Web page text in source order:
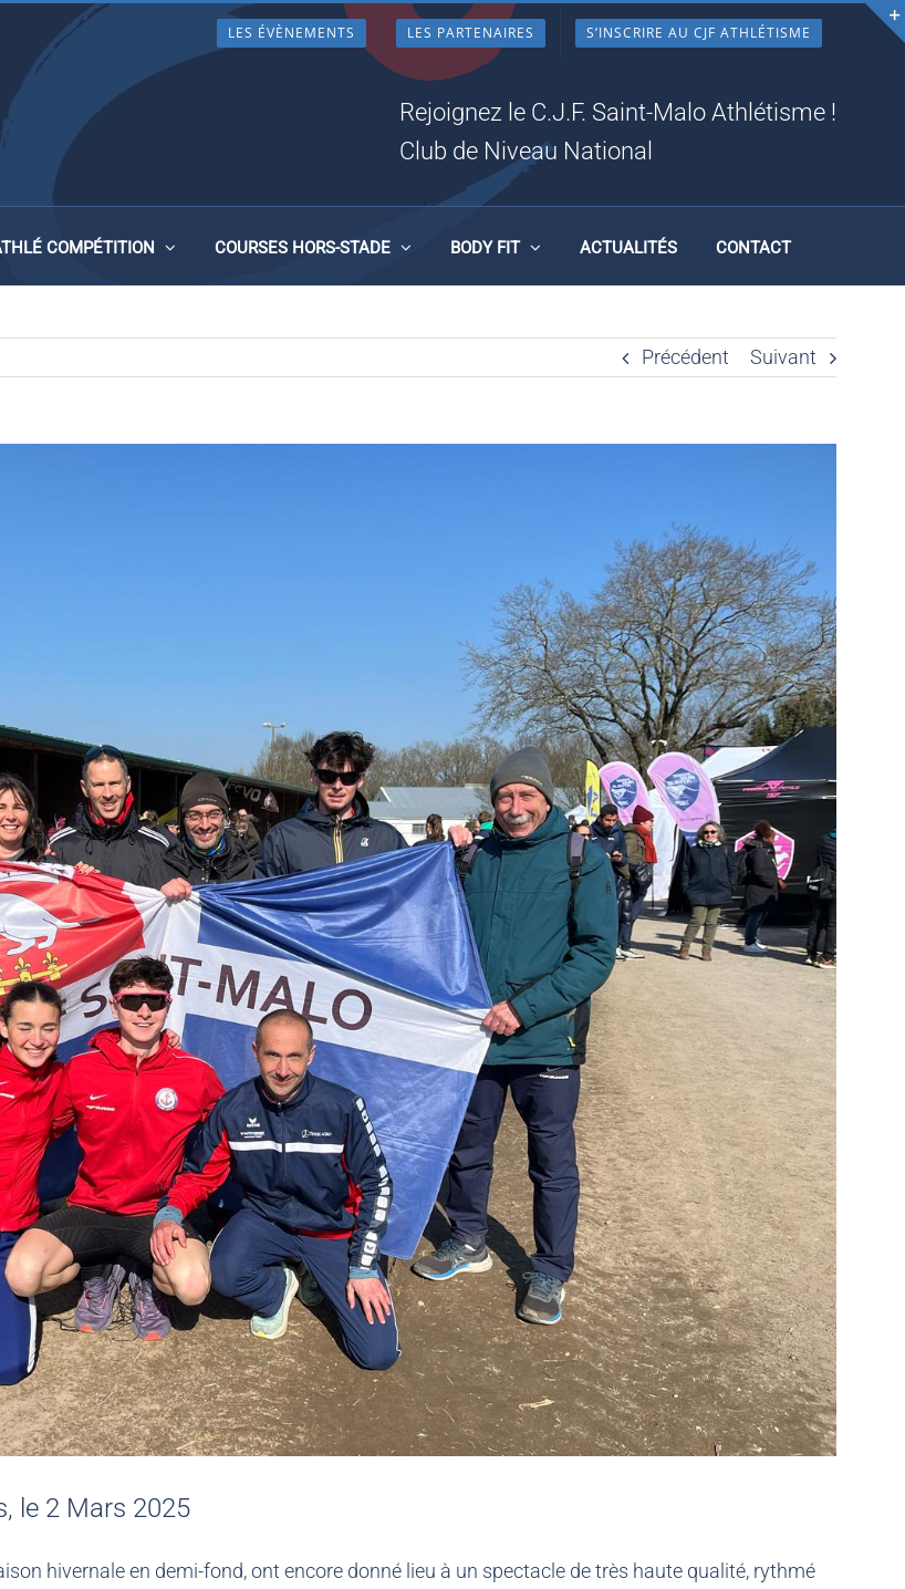
LES ÉVÈNEMENTS LES PARTENAIRES S’INSCRIRE AU CJF ATHLÉTISME
Rejoignez le C.J.F. Saint-Malo Athlétisme !
Club de Niveau National
COMPÉTITION COURSES HORS-STADE BODY FIT ACTUALITÉS CONTACT
CROSS À CHALLANS, LE
Précédent Suivant
le 2 Mars 2025
hivernale en demi-fond, ont encore donné lieu à un spectacle de très haute qualité, rythmé